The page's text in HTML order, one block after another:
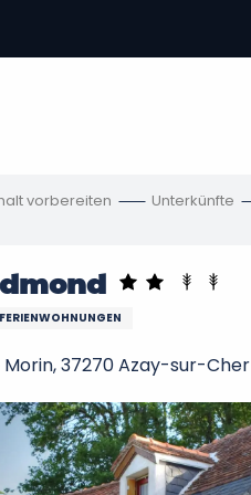
vorbereiten Unterkünfte
37270 Azay-sur-Cher